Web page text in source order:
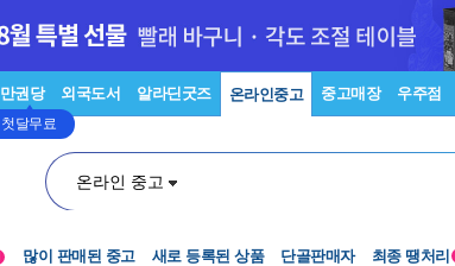
만권당
첫달무료
외국도서 알라딘굿즈 온라인중고 중고매장 우주점
온라인 중고
많이 판매된 중고 새로 등록된 상품 단골판매자 최종 땡처리